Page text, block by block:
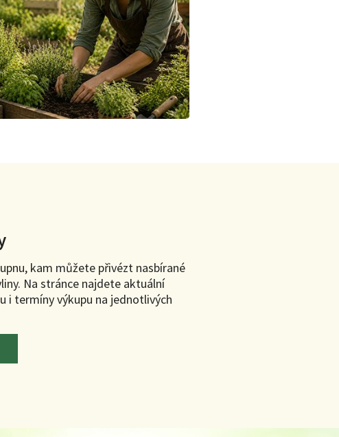
kam můžete přivézt nasbírané
Na stránce najdete aktuální
i termíny výkupu na jednotlivých